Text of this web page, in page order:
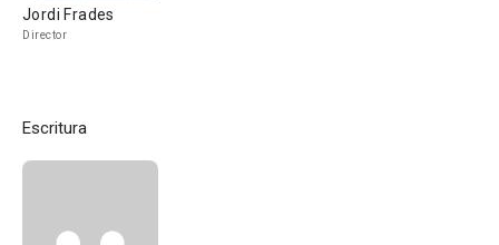
Jordi Frades
Director
Escritura